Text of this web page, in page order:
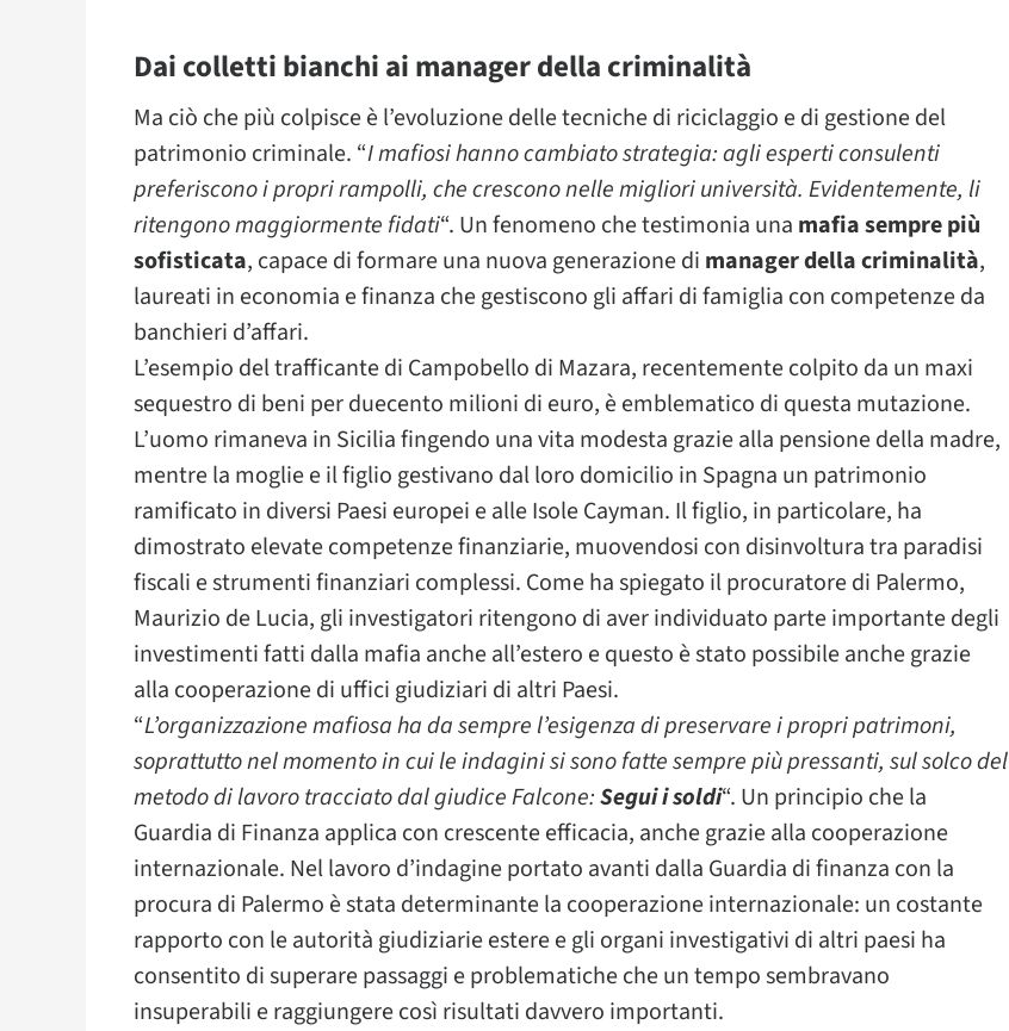
Dai colletti bianchi ai manager della criminalità
Ma ciò che più colpisce è l’evoluzione delle tecniche di riciclaggio e di gestione del
patrimonio criminale. “I mafiosi hanno cambiato strategia: agli esperti consulenti
preferiscono i propri rampolli, che crescono nelle migliori università. Evidentemente, li
ritengono maggiormente fidati“. Un fenomeno che testimonia una mafia sempre più
sofisticata, capace di formare una nuova generazione di manager della criminalità,
laureati in economia e finanza che gestiscono gli affari di famiglia con competenze da
banchieri d’affari.
L’esempio del trafficante di Campobello di Mazara, recentemente colpito da un maxi
sequestro di beni per duecento milioni di euro, è emblematico di questa mutazione.
L’uomo rimaneva in Sicilia fingendo una vita modesta grazie alla pensione della madre,
mentre la moglie e il figlio gestivano dal loro domicilio in Spagna un patrimonio
ramificato in diversi Paesi europei e alle Isole Cayman. Il figlio, in particolare, ha
dimostrato elevate competenze finanziarie, muovendosi con disinvoltura tra paradisi
fiscali e strumenti finanziari complessi. Come ha spiegato il procuratore di Palermo,
Maurizio de Lucia, gli investigatori ritengono di aver individuato parte importante degli
investimenti fatti dalla mafia anche all’estero e questo è stato possibile anche grazie
alla cooperazione di uffici giudiziari di altri Paesi.
“L’organizzazione mafiosa ha da sempre l’esigenza di preservare i propri patrimoni,
soprattutto nel momento in cui le indagini si sono fatte sempre più pressanti, sul solco del
metodo di lavoro tracciato dal giudice Falcone:Segui i soldi“. Un principio che la
Guardia di Finanza applica con crescente efficacia, anche grazie alla cooperazione
internazionale. Nel lavoro d’indagine portato avanti dalla Guardia di finanza con la
procura di Palermo è stata determinante la cooperazione internazionale: un costante
rapporto con le autorità giudiziarie estere e gli organi investigativi di altri paesi ha
consentito di superare passaggi e problematiche che un tempo sembravano
insuperabili e raggiungere così risultati davvero importanti.